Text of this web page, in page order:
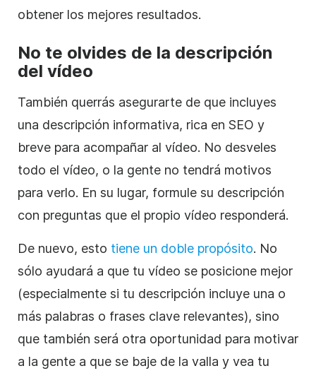
obtener los mejores resultados.
No te olvides de la descripción
del vídeo
También querrás asegurarte de que incluyes
una descripción informativa, rica en SEO y
breve para acompañar al vídeo. No desveles
todo el vídeo, o la gente no tendrá motivos
para verlo. En su lugar, formule su descripción
con preguntas que el propio vídeo responderá.
De nuevo, esto tiene un doble propósito. No
sólo ayudará a que tu vídeo se posicione mejor
(especialmente si tu descripción incluye una o
más palabras o frases clave relevantes), sino
que también será otra oportunidad para motivar
a la gente a que se baje de la valla y vea tu